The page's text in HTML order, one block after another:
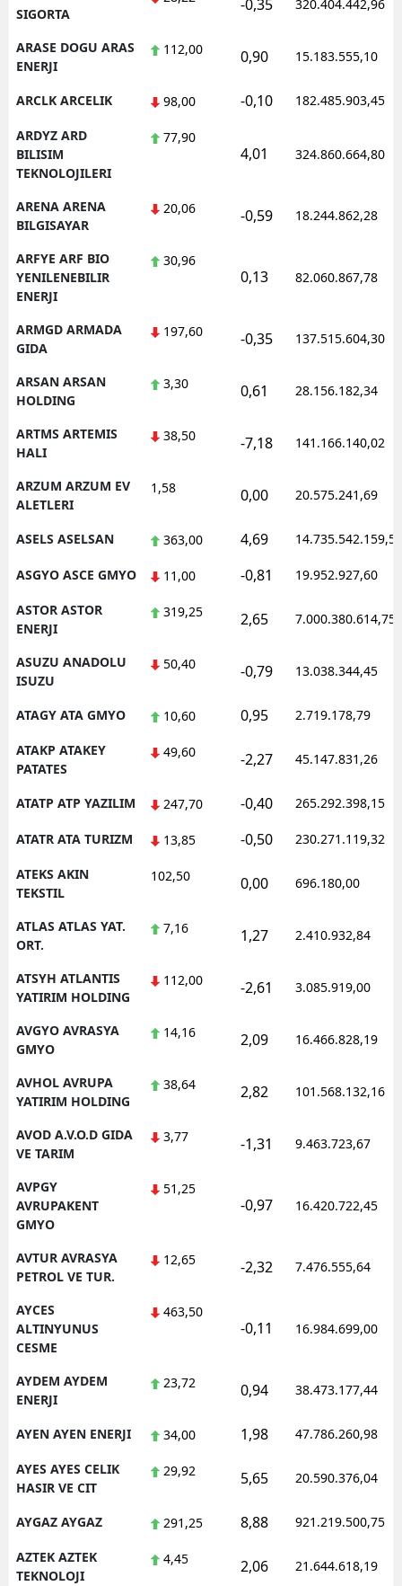
SIGORTA
-0,35 320.404.442,96
ARASE DOGU ARAS
ENERJI
112,00 0,90 15.183.555,10
ARCLK ARCELIK 98,00 -0,10 182.485.903,45
ARDYZ ARD
BILISIM
TEKNOLOJILERI
77,90
4,01 324.860.664,80
ARENA ARENA
BILGISAYAR
20,06 -0,59 18.244.862,28
ARFYE ARF BIO
YENILENEBILIR
ENERJI
30,96
0,13 82.060.867,78
ARMGD ARMADA
GIDA
197,60 -0,35 137.515.604,30
ARSAN ARSAN
HOLDING
3,30 0,61 28.156.182,34
ARTMS ARTEMIS
HALI
38,50 -7,18 141.166.140,02
ARZUM ARZUM EV
ALETLERI
1,58 0,00 20.575.241,69
ASELS ASELSAN 363,00 4,69 14.735.542.159,50
ASGYO ASCE GMYO 11,00 -0,81 19.952.927,60
ASTOR ASTOR
ENERJI
319,25 2,65 7.000.380.614,75
ASUZU ANADOLU
ISUZU
50,40 -0,79 13.038.344,45
ATAGY ATA GMYO 10,60 0,95 2.719.178,79
ATAKP ATAKEY
PATATES
49,60 -2,27 45.147.831,26
ATATP ATP YAZILIM 247,70 -0,40 265.292.398,15
ATATR ATA TURIZM 13,85 -0,50 230.271.119,32
ATEKS AKIN
TEKSTIL
102,50 0,00 696.180,00
ATLAS ATLAS YAT.
ORT.
7,16 1,27 2.410.932,84
ATSYH ATLANTIS
YATIRIM HOLDING
112,00 -2,61 3.085.919,00
AVGYO AVRASYA
GMYO
14,16 2,09 16.466.828,19
AVHOL AVRUPA
YATIRIM HOLDING
38,64 2,82 101.568.132,16
AVOD A.V.O.D GIDA
VE TARIM
3,77 -1,31 9.463.723,67
AVPGY
AVRUPAKENT
GMYO
51,25
-0,97 16.420.722,45
AVTUR AVRASYA
PETROL VE TUR.
12,65 -2,32 7.476.555,64
AYCES
ALTINYUNUS
CESME
463,50
-0,11 16.984.699,00
AYDEM AYDEM
ENERJI
23,72 0,94 38.473.177,44
AYEN AYEN ENERJI 34,00 1,98 47.786.260,98
AYES AYES CELIK
HASIR VE CIT
29,92 5,65 20.590.376,04
AYGAZ AYGAZ 291,25 8,88 921.219.500,75
AZTEK AZTEK
TEKNOLOJI
4,45 2,06 21.644.618,19